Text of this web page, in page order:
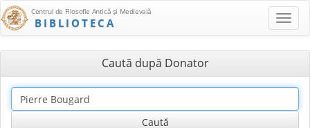
Centrul de Filosofie Antică şi Medievală
BIBLIOTECA
Caută după Donator